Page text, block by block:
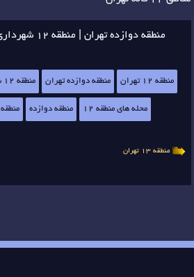
منطقه دوازده تهران | منطقه 12 شهرداری تهران | مناطق تهران
منطقه 12 تهران منطقه دوازده تهران منطقه 12 شهرداری تهران
محله های منطقه 12 منطقه دوازده منطقه 12
منطقه 13 تهران